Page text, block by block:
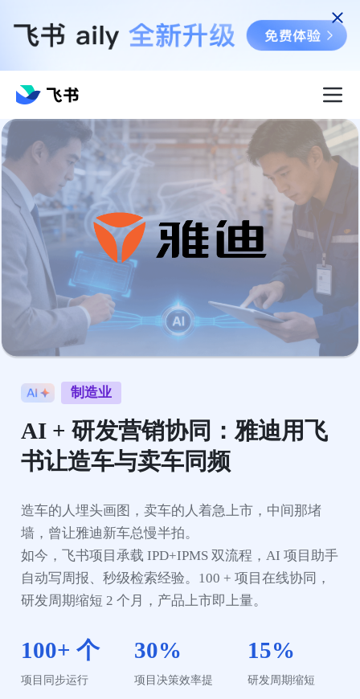
制造业
AI + 研发营销协同：雅迪用飞
书让造车与卖车同频
造车的人埋头画图，卖车的人着急上市，中间那堵
墙，曾让雅迪新车总慢半拍。
如今，飞书项目承载 IPD+IPMS 双流程，AI 项目助手
自动写周报、秒级检索经验。100 + 项目在线协同，
研发周期缩短 2 个月，产品上市即上量。
100+ 个
项目同步运行
30%
项目决策效率提
15%
研发周期缩短